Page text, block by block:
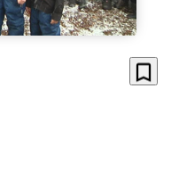
bookmark_border